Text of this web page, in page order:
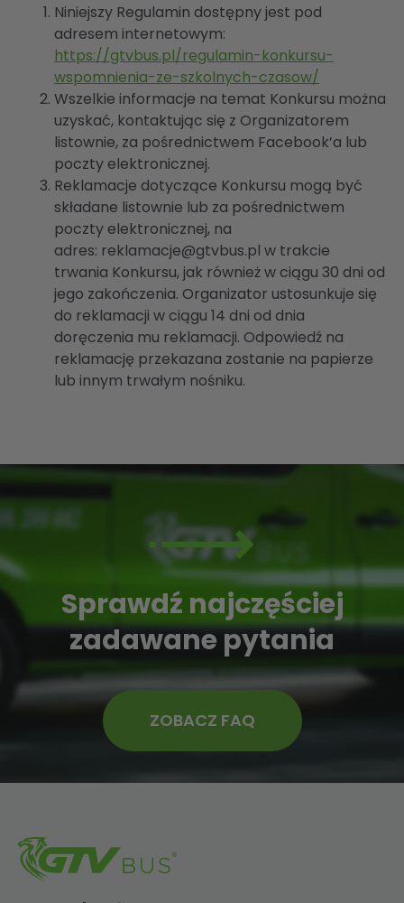
Niniejszy Regulamin dostępny jest pod
adresem internetowym:
https://gtvbus.pl/regulamin-konkursu-
wspomnienia-ze-szkolnych-czasow/
Wszelkie informacje na temat Konkursu można
uzyskać, kontaktując się z Organizatorem
listownie, za pośrednictwem Facebook’a lub
poczty elektronicznej.
Reklamacje dotyczące Konkursu mogą być
składane listownie lub za pośrednictwem
poczty elektronicznej, na
adres: reklamacje@gtvbus.pl w trakcie
trwania Konkursu, jak również w ciągu 30 dni od
jego zakończenia. Organizator ustosunkuje się
do reklamacji w ciągu 14 dni od dnia
doręczenia mu reklamacji. Odpowiedź na
reklamację przekazana zostanie na papierze
lub innym trwałym nośniku.
Sprawdź najczęściej
zadawane pytania
ZOBACZ FAQ